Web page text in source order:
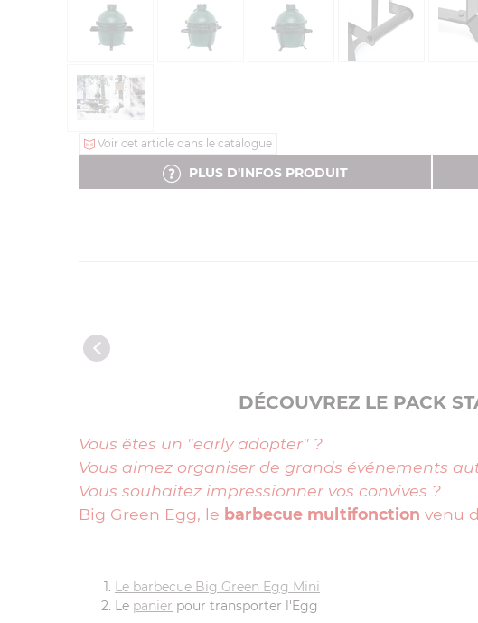
Voir cet article dans le catalogue
PLUS D'INFOS PRODUIT
DÉCOUVREZ LE PACK
Vous êtes un "early adopter" ?
Vous aimez organiser de grands événements
Vous souhaitez impressionner vos convives ?
Big Green Egg, le barbecue multifonction venu
Le barbecue Big Green Egg Mini
Le panier pour transporter l'Egg